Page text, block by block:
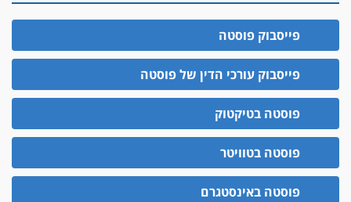
פייסבוק פוסטה
פייסבוק עורכי הדין של פוסטה
פוסטה בטיקטוק
פוסטה בטוויטר
פוסטה באינסטגרם